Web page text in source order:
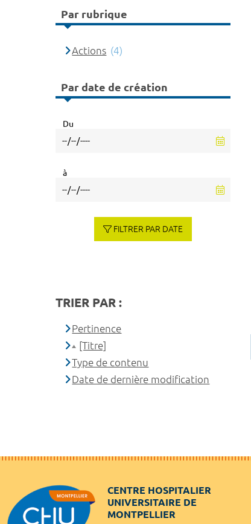
Par rubrique
Actions (4)
Par date de création
Du
à
FILTRER PAR DATE
TRIER PAR :
Pertinence
[Titre]
Type de contenu
Date de dernière modification
CENTRE HOSPITALIER
UNIVERSITAIRE DE
MONTPELLIER